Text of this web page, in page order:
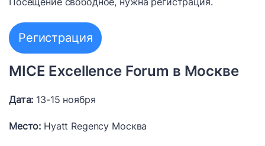
Регистрация
MICE Excellence Forum в Москве
Дата: 13-15 ноября
Место: Hyatt Regency Москва